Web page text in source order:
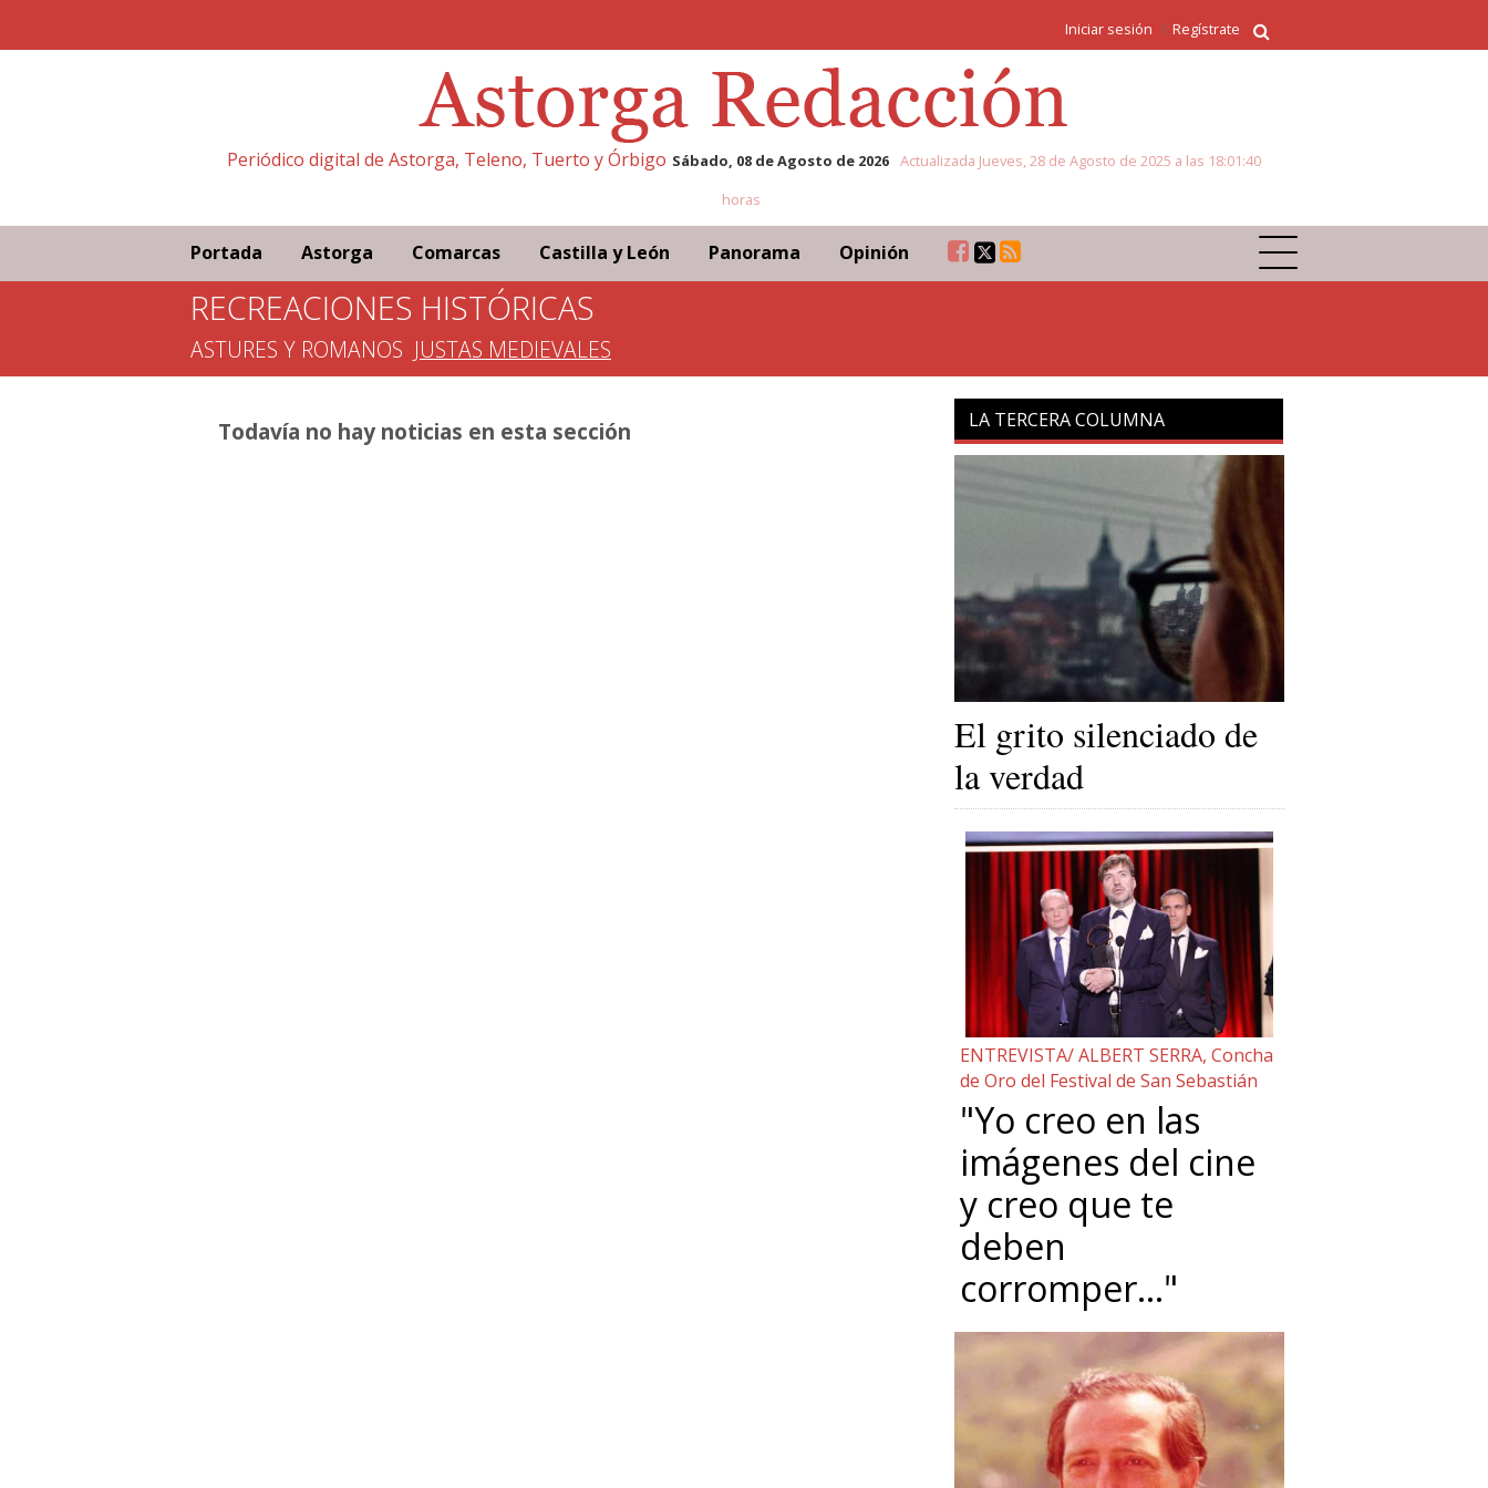
Iniciar sesión Regístrate
Periódico digital de Astorga, Teleno, Tuerto y Órbigo Sábado, 08 de Agosto de 2026 Actualizada Jueves, 28 de Agosto de 2025 a las 18:01:40
horas
Portada Astorga Comarcas Castilla y León Panorama Opinión
RECREACIONES HISTÓRICAS
ASTURES Y ROMANOS JUSTAS MEDIEVALES
Todavía no hay noticias en esta sección LA TERCERA COLUMNA
El grito silenciado de
la verdad
ENTREVISTA/ ALBERT SERRA, Concha
de Oro del Festival de San Sebastián
"Yo creo en las
imágenes del cine
y creo que te
deben
corromper…"